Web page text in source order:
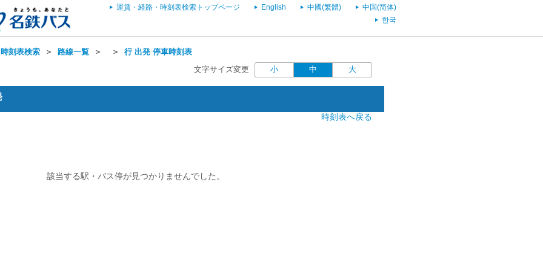
運賃・経路・時刻表検索トップページ English 中國(繁體)
中国(简体)
한국
刻表検索 ＞ 路線一覧 ＞ ＞ 行 出発 停車時刻表
文字サイズ変更 小 中 大
時刻表へ戻る
該当する駅・バス停が見つかりませんでした。